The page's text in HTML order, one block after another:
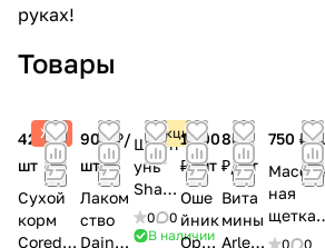
руках!
Товары
Хит
420 ₽/
шт
Сухой
корм
Corede
900 ₽/
шт
Лаком
ство
Dainty
Акция
Шамп
унь
Sham
-Zoo
0
0
В наличии
1 700
₽/шт
Оше
йник
Opol
800
₽/шт
Вита
мины
Arlee
750 ₽/
ная
щетка
Subbrus
0
0